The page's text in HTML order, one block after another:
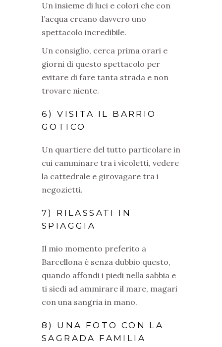
Un insieme di luci e colori che con
l’acqua creano davvero uno
spettacolo incredibile.
Un consiglio, cerca prima orari e
giorni di questo spettacolo per
evitare di fare tanta strada e non
trovare niente.
6) VISITA IL BARRIO
GOTICO
Un quartiere del tutto particolare in
cui camminare tra i vicoletti, vedere
la cattedrale e girovagare tra i
negozietti.
7) RILASSATI IN
SPIAGGIA
Il mio momento preferito a
Barcellona è senza dubbio questo,
quando affondi i piedi nella sabbia e
ti siedi ad ammirare il mare, magari
con una sangria in mano.
8) UNA FOTO CON LA
SAGRADA FAMILIA